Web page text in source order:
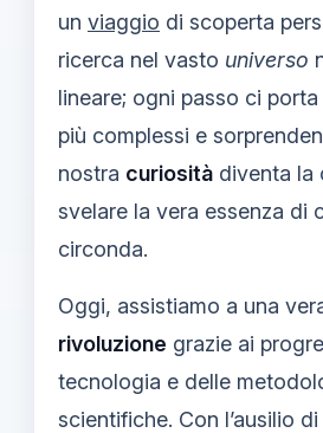
un viaggio di scoperta
ricerca nel vasto universo
lineare; ogni passo ci
più complessi e
nostra curiosità diventa la
svelare la vera essenza di
circonda.
Oggi, assistiamo a una
rivoluzione grazie ai
tecnologia e delle
scientifiche. Con l’ausilio